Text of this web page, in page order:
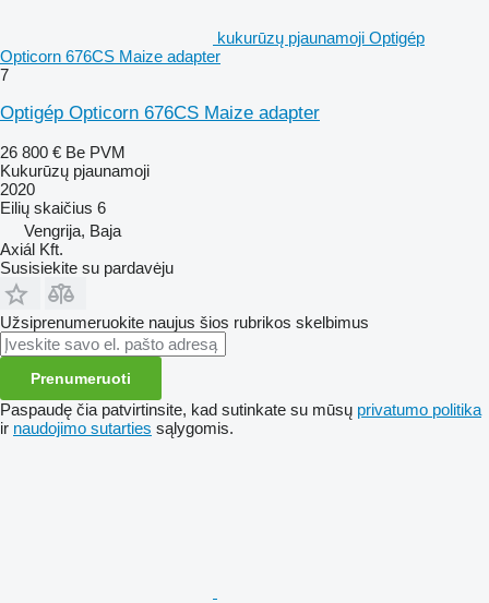
kukurūzų pjaunamoji Optigép
Opticorn 676CS Maize adapter
7
Optigép Opticorn 676CS Maize adapter
26 800 € Be PVM
Kukurūzų pjaunamoji
2020
Eilių skaičius 6
Vengrija, Baja
Axiál Kft.
Susisiekite su pardavėju
Užsiprenumeruokite naujus šios rubrikos skelbimus
Prenumeruoti
Paspaudę čia patvirtinsite, kad sutinkate su mūsų privatumo politika
ir naudojimo sutarties sąlygomis.